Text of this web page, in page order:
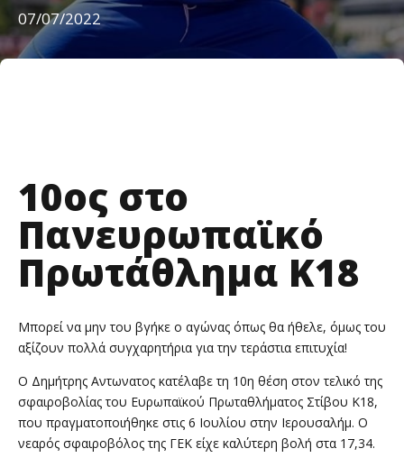
07/07/2022
10ος στο
Πανευρωπαϊκό
Πρωτάθλημα Κ18
Μπορεί να μην του βγήκε ο αγώνας όπως θα ήθελε, όμως του
αξίζουν πολλά συγχαρητήρια για την τεράστια επιτυχία!
Ο Δημήτρης Αντωνατος κατέλαβε τη 10η θέση στον τελικό της
σφαιροβολίας του Ευρωπαϊκού Πρωταθλήματος Στίβου Κ18,
που πραγματοποιήθηκε στις 6 Ιουλίου στην Ιερουσαλήμ. Ο
νεαρός σφαιροβόλος της ΓΕΚ είχε καλύτερη βολή στα 17,34.